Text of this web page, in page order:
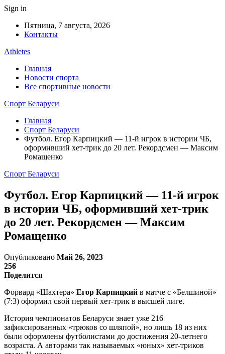
Sign in
Пятница, 7 августа, 2026
Контакты
Athletes
Главная
Новости спорта
Все спортивные новости
Спорт Беларуси
Главная
Спорт Беларуси
Футбол. Егор Карпицкий — 11-й игрок в истории ЧБ,
оформивший хет-трик до 20 лет. Рекордсмен — Максим
Ромащенко
Спорт Беларуси
Футбол. Егор Карпицкий — 11-й игрок
в истории ЧБ, оформивший хет-трик
до 20 лет. Рекордсмен — Максим
Ромащенко
Опубликовано Май 26, 2023
256
Поделится
Форвард «Шахтера» Егор Карпицкий в матче с «Белшиной»
(7:3) оформил свой первый хет-трик в высшей лиге.
История чемпионатов Беларуси знает уже 216
зафиксированных «трюков со шляпой», но лишь 18 из них
были оформлены футболистами до достижения 20-летнего
возраста. А авторами так называемых «юных» хет-триков